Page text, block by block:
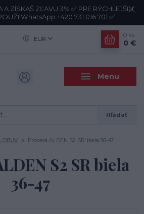
ZÍSKAŠ ZĽAVU 3% ✅ PRE RÝCHLEJŠIU
WhatsApp +420 731 016 701 ✅
Menu
EUR
Hľadať
0 ks
0 €
OBUV Procera ALDEN S2 SR biela 36-47
S2 SR biela
36-47